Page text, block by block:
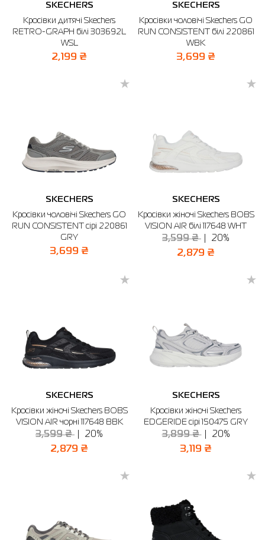
SKECHERS
Кросівки дитячі Skechers
RETRO-GRAPH білі 303692L
WSL
2,199 ₴
SKECHERS
Кросівки чоловічі Skechers GO
RUN CONSISTENT білі 220861
WBK
3,699 ₴
SKECHERS
Кросівки чоловічі Skechers GO
RUN CONSISTENT сірі 220861
GRY
3,699 ₴
SKECHERS
Кросівки жіночі Skechers BOBS
VISION AIR білі 117648 WHT
3,599 ₴ 20%
2,879 ₴
SKECHERS
Кросівки жіночі Skechers BOBS
VISION AIR чорні 117648 BBK
3,599 ₴ 20%
2,879 ₴
SKECHERS
Кросівки жіночі Skechers
EDGERIDE сірі 150475 GRY
3,899 ₴ 20%
3,119 ₴